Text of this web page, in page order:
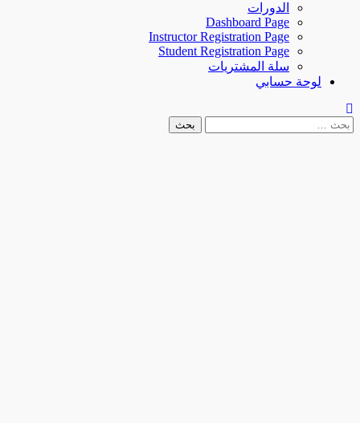
الدورات
Dashboard Page
Instructor Registration Page
Student Registration Page
سلة المشتريات
لوحة حسابي
البحث